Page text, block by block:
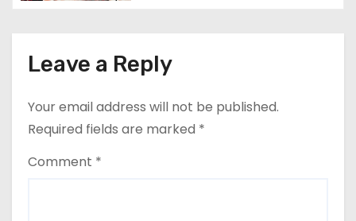
n
Leave a Reply
Your email address will not be published.
Required fields are marked *
Comment *